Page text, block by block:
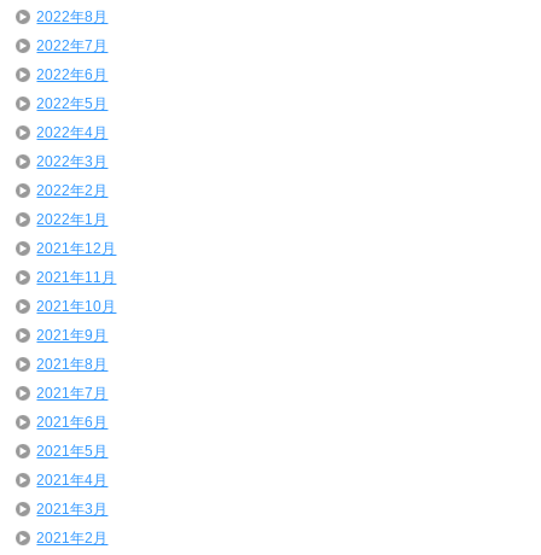
2022年8月
2022年7月
2022年6月
2022年5月
2022年4月
2022年3月
2022年2月
2022年1月
2021年12月
2021年11月
2021年10月
2021年9月
2021年8月
2021年7月
2021年6月
2021年5月
2021年4月
2021年3月
2021年2月